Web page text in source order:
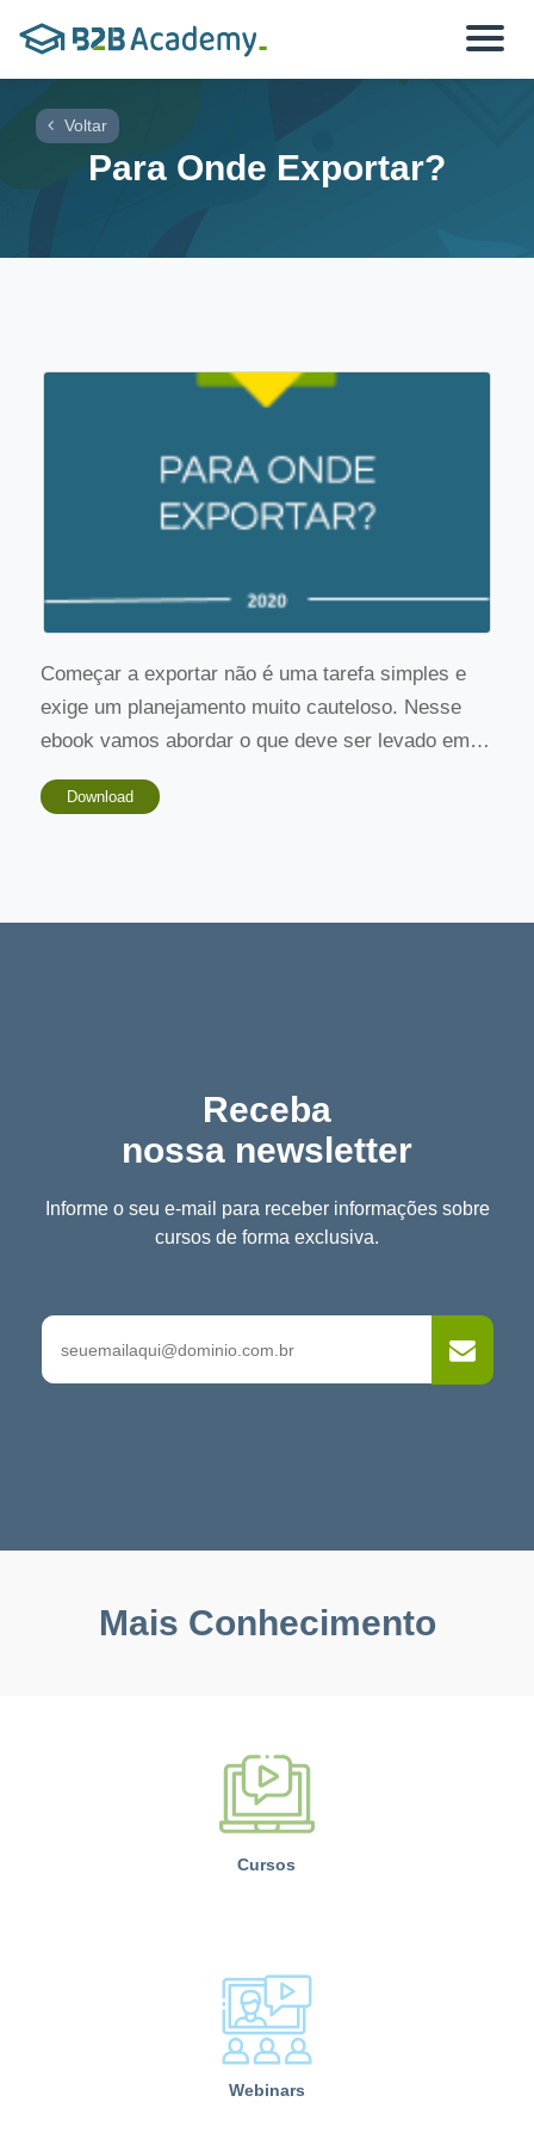
Toggle
Para Onde Exportar?
Voltar
Começar a exportar não é uma tarefa simples e
exige um planejamento muito cauteloso. Nesse
ebook vamos abordar o que deve ser levado em
a decidir os mercados ideais para levar o seu
Download
Receba
nossa newsletter
Informe o seu e-mail para receber informações sobre
cursos de forma exclusiva.
Mais Conhecimento
Cursos
Webinars